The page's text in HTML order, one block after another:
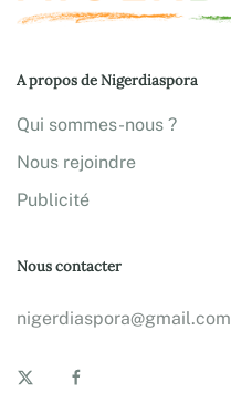
A propos de Nigerdiaspora
Qui sommes-nous ?
Nous rejoindre
Publicité
Nous contacter
nigerdiaspora@gmail.com